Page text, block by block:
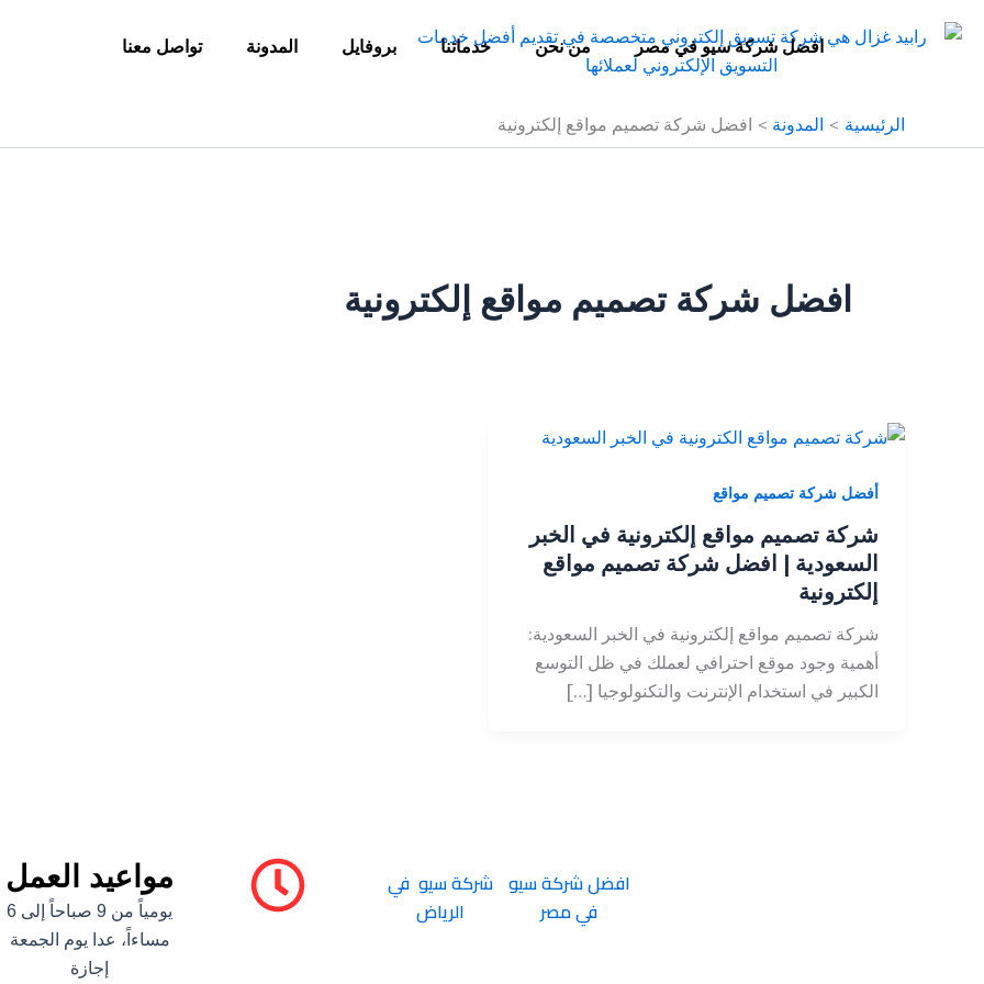
إلى
افضل شركة سيو في مصر من نحن خدماتنا بروفايل المدونة تواصل معنا
الرئيسية المدونة افضل شركة تصميم مواقع إلكترونية
افضل شركة تصميم مواقع إلكترونية
أفضل شركة تصميم مواقع
شركة تصميم مواقع إلكترونية في الخبر
السعودية | افضل شركة تصميم مواقع
إلكترونية
شركة تصميم مواقع إلكترونية في الخبر السعودية:
أهمية وجود موقع احترافي لعملك في ظل التوسع
الكبير في استخدام الإنترنت والتكنولوجيا […]
افضل شركة سيو
في مصر
شركة سيو في
الرياض
مواعيد العمل
يومياً من 9 صباحاً إلى 6
مساءاً، عدا يوم الجمعة
إجازة